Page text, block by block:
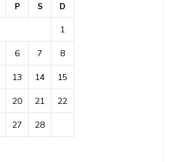
P S D
1
6 7 8
13 14 15
20 21 22
27 28